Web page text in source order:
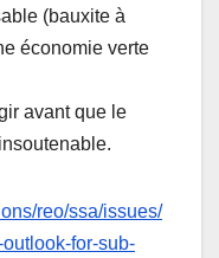
(bauxite à
économie verte
avant que le
reo/ssa/issues/
for-sub-